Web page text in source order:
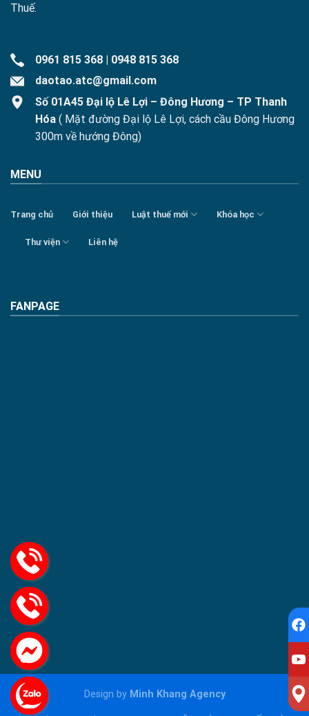
Thuế.
0961 815 368
0948 815 368
daotao.atc@gmail.com
Số 01A45 Đại lộ Lê Lợi – Đông Hương – TP Thanh
Hóa ( Mặt đường Đại lộ Lê Lợi, cách cầu Đông Hương
300m về hướng Đông)
MENU
Trang chủ Giới thiệu Luật thuế mới Khóa học
Thư viện Liên hệ
FANPAGE
Design by Minh Khang Agency